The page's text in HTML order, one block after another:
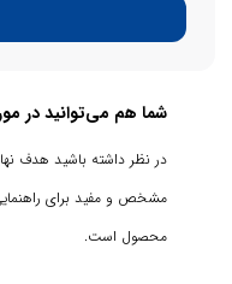
شما هم می‌توانید در
در نظر داشته باشید هدف
مشخص و مفید برای
محصول است.